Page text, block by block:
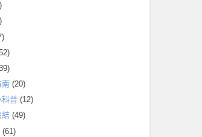
南 (20)
科普 (12)
結 (49)
(61)